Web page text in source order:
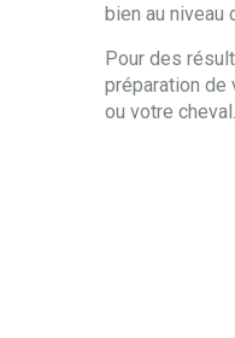
bien au
Pour des
préparation de
ou votre cheval.